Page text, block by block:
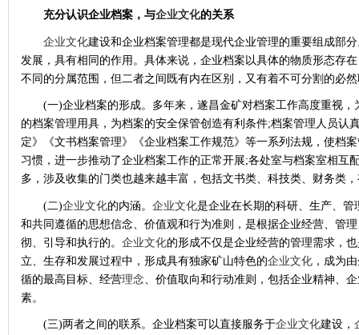
充分认识企业档案 ， 与企业文化的关系
企业文化建设和企业档案管理都是现代企业管理的重要组成部
发展，具有相同的作用。具体来说，企业档案以具体的物质形态存
不同的分属范围，但二者之间既有内在区别，又有着不可分割的必
(一)企业档案的形成。多年来，遂昌金矿对档案工作高度重视
的档案管理用具，为档案的安全保管创造有利条件;档案管理人员认
定》《文书档案管理》《企业档案工作规范》等一系列法规，使档
习惯，进一步推动了企业档案工作的正常开展;各处室与档案室相互
多，涉及收集的门类也越来越丰富，包括文书类、科技类、财务类
(二)企业文化的内涵。 企业文化是企业在长期的科研、生产、
和共同遵循的思想信念、价值观和行为准则，是根据企业经营、管
彻、引导和执行的。 企业文化的形成不仅是企业经营的管理需求，
立、生存和发展过程中，形成具有独家矿山特色的企业文化 ，成为
循的最高目标、经营理念 、价值取向和行动准则，包括企业精神、
素。
(三)两者之间的联系。企业档案可以直接服务于企业文化建设，